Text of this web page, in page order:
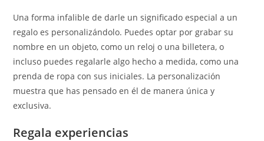
Una forma infalible de darle un significado especial a un
regalo es personalizándolo. Puedes optar por grabar su
nombre en un objeto, como un reloj o una billetera, o
incluso puedes regalarle algo hecho a medida, como una
prenda de ropa con sus iniciales. La personalización
muestra que has pensado en él de manera única y
exclusiva.
Regala experiencias